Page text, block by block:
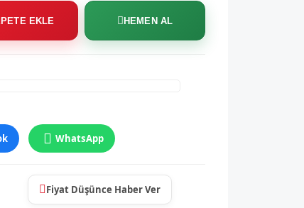
EKLE HEMEN AL
WhatsApp
Fiyat Düşünce Haber Ver